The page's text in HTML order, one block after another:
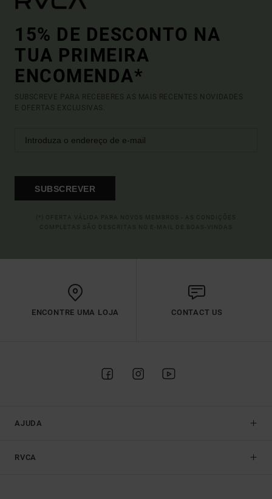
15% DE DESCONTO NA
TUA PRIMEIRA
ENCOMENDA*
SUBSCREVE PARA RECEBERES AS MAIS RECENTES NOVIDADES
E OFERTAS EXCLUSIVAS.
SUBSCREVER
ENCONTRE UMA LOJA CONTACT US
AJUDA
RVCA